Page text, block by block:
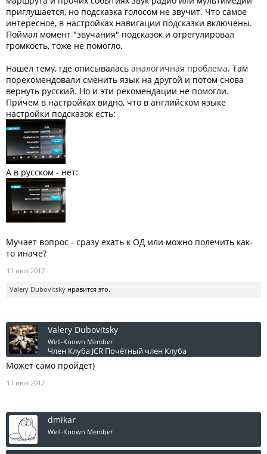
приглушается, но подсказка голосом не звучит. Что самое
интересное, в настройках навигации подсказки включены.
Поймал момент "звучания" подсказок и отрегулировал
громкость, тоже не помогло.
Нашел тему, где описывалась аналогичная проблема. Там
порекомендовали сменить язык на другой и потом снова
вернуть русский. Но и эти рекомендации не помогли.
Причем в настройках видно, что в английском языке
настройки подсказок есть:
А в русском - нет:
Мучает вопрос - сразу ехать к ОД или можно полечить как-
то иначе?
11 июл 2017
Valery Dubovitsky нравится это.
Valery Dubovitsky
Well-Known Member
Член Клуба JCR Почётный член Клуба
Может само пройдет)
11 июл 2017
dmikar
Well-Known Member